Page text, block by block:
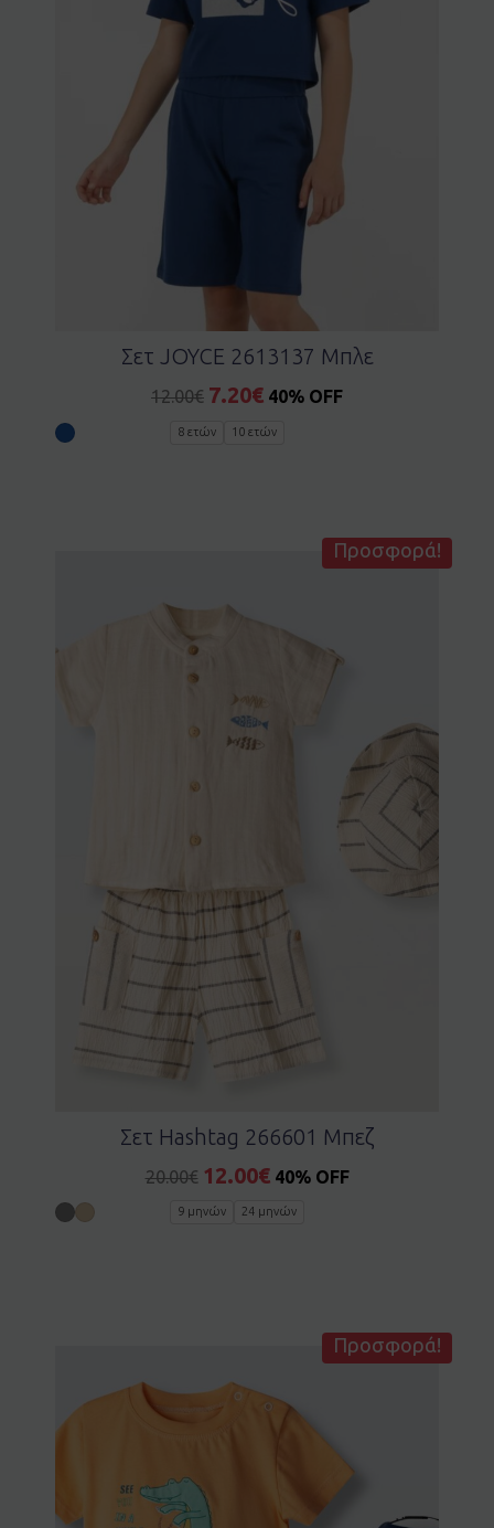
Σετ JOYCE 2613137 Μπλε
12.00€ 7.20€ 40% OFF
8 ετών 10 ετών
Προσφορά!
Σετ Hashtag 266601 Μπεζ
20.00€ 12.00€ 40% OFF
9 μηνών 24 μηνών
Προσφορά!